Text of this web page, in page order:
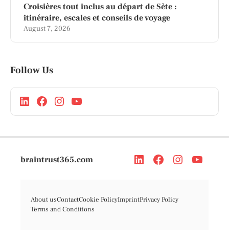
Croisières tout inclus au départ de Sète :
itinéraire, escales et conseils de voyage
August 7, 2026
Follow Us
braintrust365.com
About usContactCookie PolicyImprintPrivacy Policy
Terms and Conditions